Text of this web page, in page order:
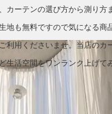
カーテンの選び方から測り
地も無料ですので気になる商
利用くださいませ。当店のカ
生活空間をワンランク上げて